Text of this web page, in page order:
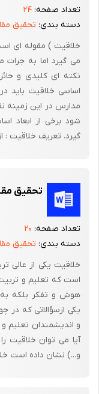
ب – تقویت عناصر
در بین مولفه­ های
پرورش داد. به عبارت
تقویت در بستر
که چند ساعت آموزش
اعتماد به نفس،
انگاری است اگر تصور
مهم را در افراد
پرورش عناصر
سازی تقویت این
هر چند اعتماد به نفس
فرض می­شوند ولی دو
نفس تحقق می­یابد و
ظهور پیدا می­کند. به
تعداد صفحه: ۲۴
دسته بندی: تحقیق
خلاقیت ) مقوله ای
می گیرد اما به
نکته ای کلیدی و
اساسی خلاقیت باید
مدارس در این زمینه
شود برخی از ابعاد
گیرد. تعریف خلاقیت :
تحقیق
تعداد صفحه: ۲۰
دسته بندی: تحقیق
خلاقیت یکی از عالی
است که تعلیم و
هوش و تفکر بلکه
یکی ازسؤالاتی که
و اندیشمندان تعلیم
آیا می توان خلاقیت
و...) نشان داده است